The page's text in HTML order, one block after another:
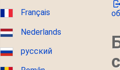
Français
Nederlands
русский